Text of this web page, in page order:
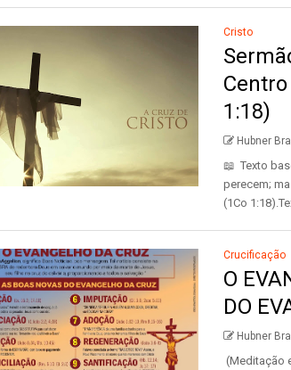
Cristo
1:18)
Hubner
📖 Texto
perecem;
(1Co
Crucificação
O
DO
Hubner
(Meditação